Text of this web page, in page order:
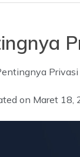
on Maret 18,